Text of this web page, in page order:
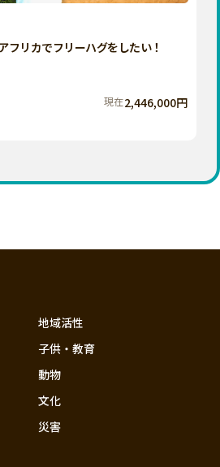
神奈川
石川
近畿
フリカでフリーハグをしたい！
現在2,446,000円
地域活性
子供・教育
動物
文化
災害